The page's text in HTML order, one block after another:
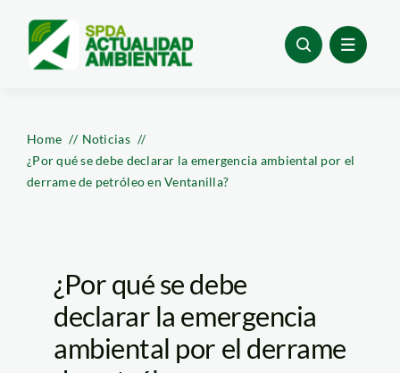
content
Home
Noticias
¿Por qué se debe declarar la emergencia ambiental por el
derrame de petróleo en Ventanilla?
¿Por qué se debe
declarar la emergencia
ambiental por el derrame